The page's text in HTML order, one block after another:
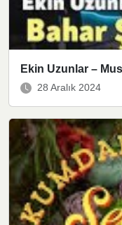
Ekin Uzunlar –
28 Aralık 2024